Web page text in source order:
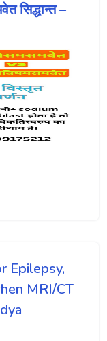
सिद्धान्त –
Epilepsy,
MRI/CT